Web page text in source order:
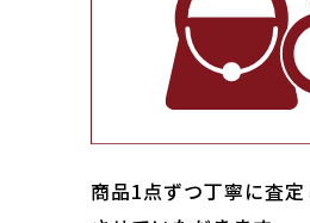
商品1点ずつ丁寧に査